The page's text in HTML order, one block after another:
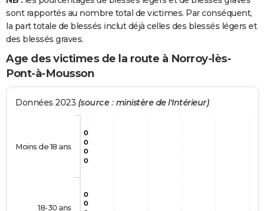
sont rapportés au nombre total de victimes. Par conséquent,
la part totale de blessés inclut déjà celles des blessés légers et
des blessés graves.
Age des victimes de la route à Norroy-lès-
Pont-à-Mousson
Données 2023 (source : ministère de l'Intérieur)
0
0
0
0
0
0
Moins de 18 ans
18-30 ans